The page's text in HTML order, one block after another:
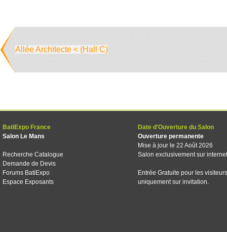
Allée Architecte < (Hall C)
BatiExpo France
Salon Le Mans
Recherche Catalogue
Demande de Devis
Forums BatiExpo
Espace Exposants
Date d'Ouverture du Salon
Ouverture permanente
Mise à jour le 22 Août 2026
Salon exclusivement sur internet
Entrée Gratuite pour les visiteurs
uniquement sur invitation.